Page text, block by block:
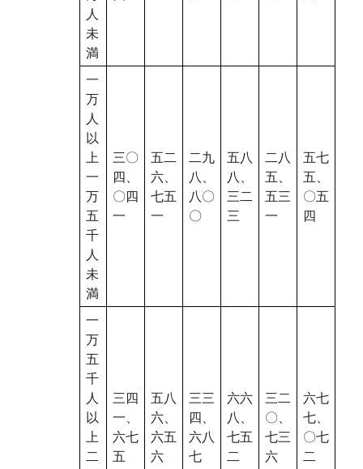
人
未
満
一
万
人
以
上
一
万
五
千
人
未
満
三〇
四、
〇四
一
五二
六、
七五
一
二九
八、
八〇
〇
五八
八、
三二
三
二八
五、
五三
一
五七
五、
〇五
四
一
万
五
千
人
以
上
二
三四
一、
六七
五
五八
六、
六五
六
三三
四、
六八
七
六六
八、
七五
二
三二
〇、
七三
六
六七
七、
〇七
二